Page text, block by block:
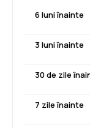
6 luni înainte
3 luni înainte
30 de zile
7 zile înainte